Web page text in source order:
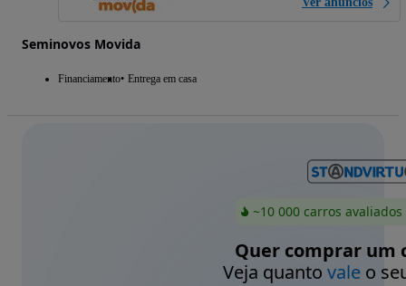
Seminovos Movida
Financiamento Entrega em casa
~10 000 carros
Quer comprar um
Veja quanto valeo